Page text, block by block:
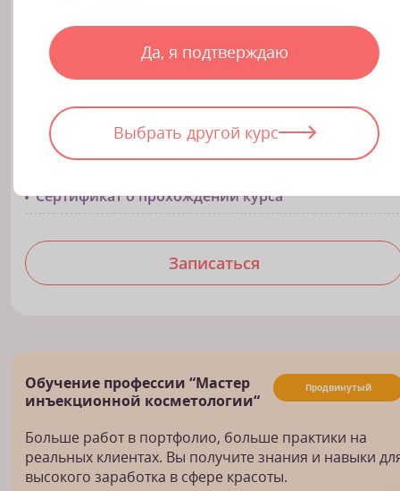
1-2 дня обучения
4 отработки на практике
16 ак. часов длительность обучения
Сертификат о прохождении курса
Записаться
Продвинутый
Обучение профессии “Мастер
инъекционной косметологии“
Больше работ в портфолио, больше практики на
реальных клиентах. Вы получите знания и навыки
высокого заработка в сфере красоты.
Да, я подтверждаю
Выбрать другой курс